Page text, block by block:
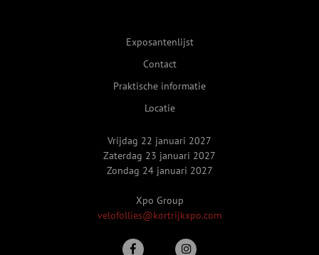
Exposantenlijst
Contact
Praktische informatie
Locatie
Vrijdag 22 januari 2027
Zaterdag 23 januari 2027
Zondag 24 januari 2027
Xpo Group
velofollies@kortrijkxpo.com